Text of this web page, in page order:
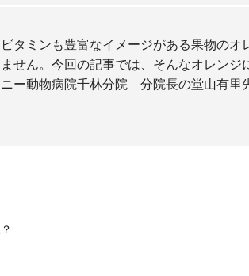
タミンも豊富なイメージがある果物のオ
せん。今回の記事では、そんなオレンジ
ー動物病院千林分院 分院長の堂山有里